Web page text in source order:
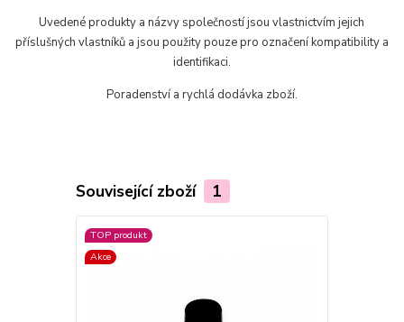
Uvedené produkty a názvy společností jsou vlastnictvím jejich
příslušných vlastníků a jsou použity pouze pro označení kompatibility a
identifikaci.
Poradenství a rychlá dodávka zboží.
Související zboží 1
TOP produkt
Akce